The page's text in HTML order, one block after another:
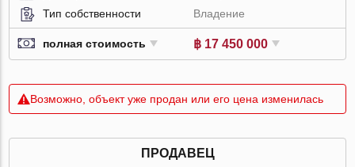
Тип собственности
Владение
полная стоимость ฿ 17 450 000
Возможно, объект уже продан или его цена изменилась
ПРОДАВЕЦ